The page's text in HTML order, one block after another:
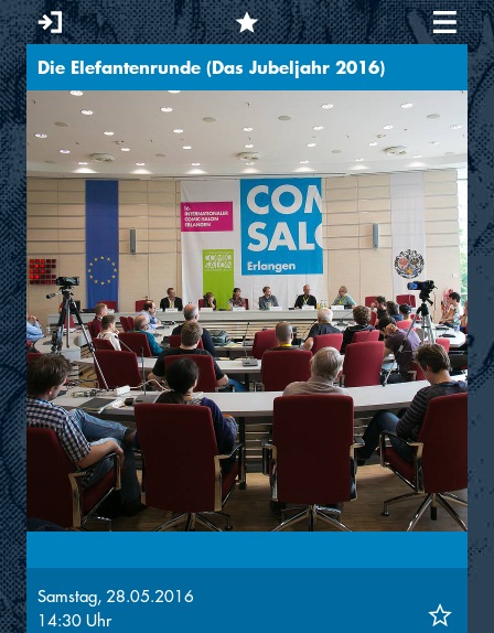
Sie sind hier
Die Elefantenrunde (Das Jubeljahr 2016)
Samstag, 28.05.2016
14:30 Uhr